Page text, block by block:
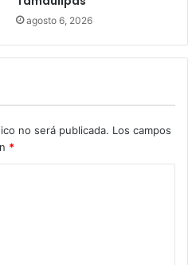
agosto 6, 2026
no será publicada. Los campos
*